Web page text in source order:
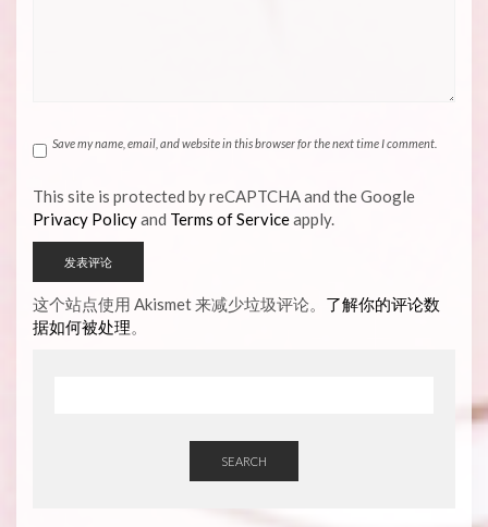
Save my name, email, and website in this browser for the next time I comment.
This site is protected by reCAPTCHA and the Google
Privacy Policyand Terms of Serviceapply.
这个站点使用 Akismet 来减少垃圾评论。 了解你的评论数
据如何被处理。
SEARCH